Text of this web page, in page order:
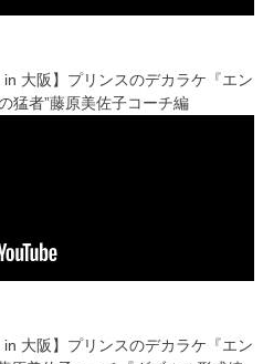
大阪】プリンスのデカラケ『エン
猛者”藤原美佐子コーチ編
大阪】プリンスのデカラケ『エン